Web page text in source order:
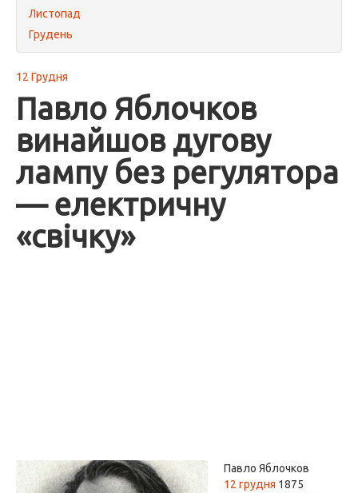
Листопад
Грудень
12 Грудня
Павло Яблочков
винайшов дугову
лампу без регулятора
— електричну
«свічку»
Павло Яблочков
12 грудня 1875